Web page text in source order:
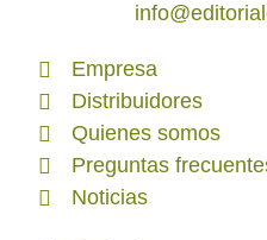
Empresa
Distribuidores
Quienes somos
Preguntas
Noticias